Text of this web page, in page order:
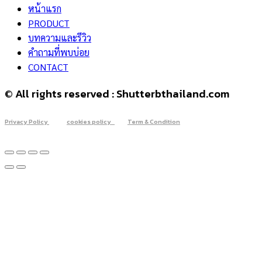
หน้าแรก
PRODUCT
บทความและรีวิว
คำถามที่พบบ่อย
CONTACT
© All rights reserved : Shutterbthailand.com
Privacy Policy cookies policy Term & Condition